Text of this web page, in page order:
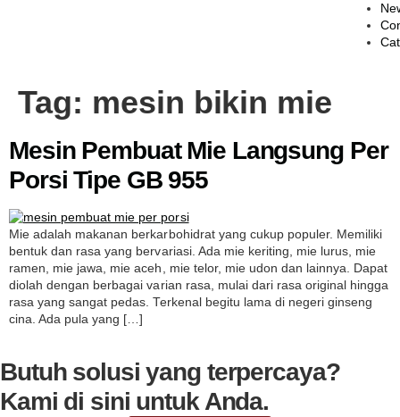
Tag: mesin bikin mie
Mesin Pembuat Mie Langsung Per
Porsi Tipe GB 955
Mie adalah makanan berkarbohidrat yang cukup populer. Memiliki
bentuk dan rasa yang bervariasi. Ada mie keriting, mie lurus, mie
ramen, mie jawa, mie aceh, mie telor, mie udon dan lainnya. Dapat
diolah dengan berbagai varian rasa, mulai dari rasa original hingga
rasa yang sangat pedas. Terkenal begitu lama di negeri ginseng
cina. Ada pula yang […]
Butuh solusi yang terpercaya?
Kami di sini untuk Anda.